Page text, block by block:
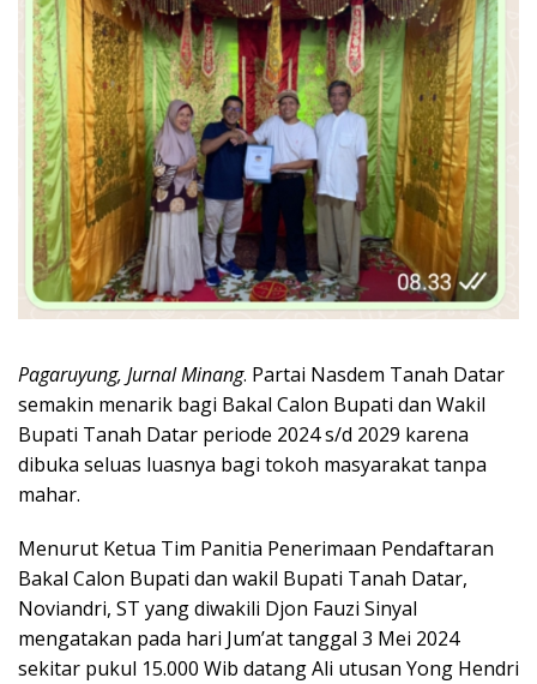
Pagaruyung, Jurnal Minang. Partai Nasdem Tanah Datar
semakin menarik bagi Bakal Calon Bupati dan Wakil
Bupati Tanah Datar periode 2024 s/d 2029 karena
dibuka seluas luasnya bagi tokoh masyarakat tanpa
mahar.
Menurut Ketua Tim Panitia Penerimaan Pendaftaran
Bakal Calon Bupati dan wakil Bupati Tanah Datar,
Noviandri, ST yang diwakili Djon Fauzi Sinyal
mengatakan pada hari Jum’at tanggal 3 Mei 2024
sekitar pukul 15.000 Wib datang Ali utusan Yong Hendri